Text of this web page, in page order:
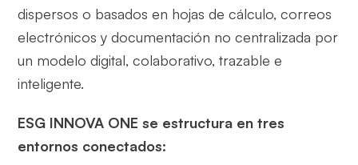
dispersos o basados en hojas de cálculo, correos
electrónicos y documentación no centralizada por
un modelo digital, colaborativo, trazable e
inteligente.
ESG INNOVA ONE se estructura en tres
entornos conectados: